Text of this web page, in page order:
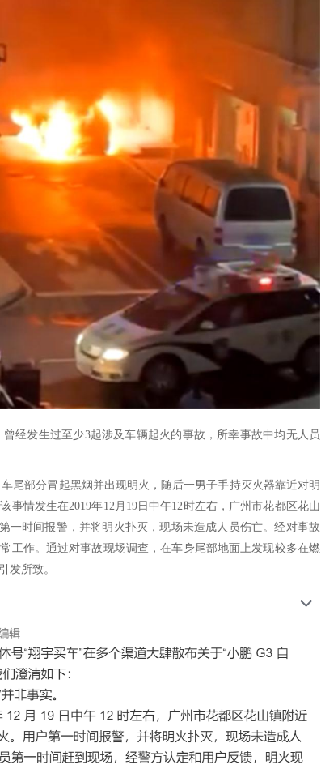
曾经发生过至少3起涉及车辆起火的事故，所幸事故中均无人员
车尾部分冒起黑烟 并出现明火 ，随后一男子手持灭火器靠近对明
该事情发生在2019年12月19日中午12时左右，广州市花都区花山
一时间报警，并将明火扑灭，现场未造成人员伤亡。经对事故
工作。通过对事故现场调查，在车身尾部地面上发现较多在燃
发所致。